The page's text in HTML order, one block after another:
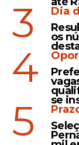
3
Dia
os
4
se
5